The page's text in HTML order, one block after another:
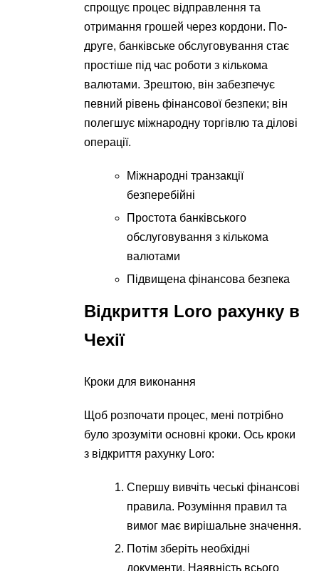
спрощує процес відправлення та
отримання грошей через кордони. По-
друге, банківське обслуговування стає
простіше під час роботи з кількома
валютами. Зрештою, він забезпечує
певний рівень фінансової безпеки; він
полегшує міжнародну торгівлю та ділові
операції.
Міжнародні транзакції
безперебійні
Простота банківського
обслуговування з кількома
валютами
Підвищена фінансова безпека
Відкриття Loro рахунку в
Чехії
Кроки для виконання
Щоб розпочати процес, мені потрібно
було зрозуміти основні кроки. Ось кроки
з відкриття рахунку Loro:
Спершу вивчіть чеські фінансові
правила. Розуміння правил та
вимог має вирішальне значення.
Потім зберіть необхідні
документи. Наявність всього